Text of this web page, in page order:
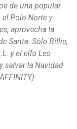
de una popular
Polo Norte y
aprovecha la
Santa. Sólo Billie,
y el elfo Leo
salvar la Navidad